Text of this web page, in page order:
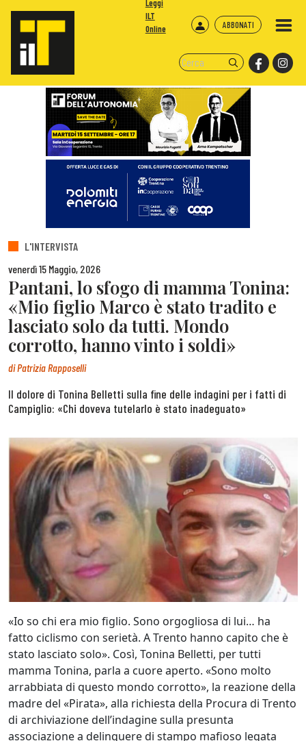
ABBONATI
Leggi
ILT
Online
L'INTERVISTA
venerdì 15 Maggio, 2026
Pantani, lo sfogo di mamma Tonina:
«Mio figlio Marco è stato tradito e
lasciato solo da tutti. Mondo
corrotto, hanno vinto i soldi»
diPatrizia Rapposelli
Il dolore di Tonina Belletti sulla fine delle indagini per i fatti di
Campiglio: «Chi doveva tutelarlo è stato inadeguato»
«Io so chi era mio figlio. Sono orgogliosa di lui… ha
fatto ciclismo con serietà. A Trento hanno capito che è
stato lasciato solo». Così, Tonina Belletti, per tutti
mamma Tonina, parla a cuore aperto. «Sono molto
arrabbiata di questo mondo corrotto», la reazione della
madre del «Pirata», alla richiesta della Procura di Trento
di archiviazione dell’indagine sulla presunta
associazione a delinquere di stampo mafioso legata